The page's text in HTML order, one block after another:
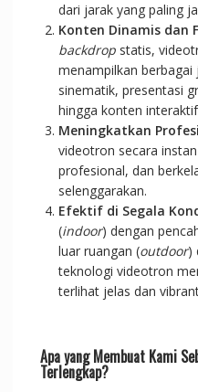
dari jarak yang paling
Konten Dinamis dan
backdropstatis,
menampilkan
sinematik, presentasi
hingga konten
Meningkatkan
videotron secara
profesional, dan
selenggarakan.
Efektif di Segala
(indoor) dengan
luar ruangan (outdoor)
teknologi videotron
terlihat jelas dan
Apa yang Membuat Kami
Terlengkap?